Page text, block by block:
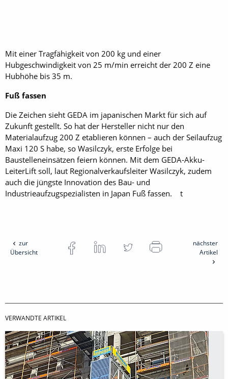
Mit einer Tragfähigkeit von 200 kg und einer
Hubgeschwindigkeit von 25 m/min erreicht der 200 Z eine
Hubhöhe bis 35 m.
Fuß fassen
Die Zeichen sieht GEDA im japanischen Markt für sich auf
Zukunft gestellt. So hat der Hersteller nicht nur den
Materialaufzug 200 Z etablieren können – auch der Seilaufzug
Maxi 120 S habe, so Wasilczyk, erste Erfolge bei
Baustelleneinsätzen feiern können. Mit dem GEDA-Akku-
LeiterLift soll, laut Regionalverkaufsleiter Wasilczyk, zudem
auch die jüngste Innovation des Bau- und
Industrieaufzugspezialisten in Japan Fuß fassen. t
zur
Übersicht
nächster
Artikel
VERWANDTE ARTIKEL